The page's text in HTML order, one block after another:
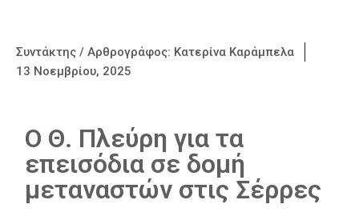
Συντάκτης / Αρθρογράφος: Κατερίνα Καράμπελα
13 Νοεμβρίου, 2025
O Θ. Πλεύρη για τα
επεισόδια σε δομή
μεταναστών στις Σέρρες